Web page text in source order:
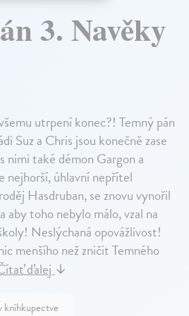
3. Navěky
utrpení konec?! Temný pán
Suz a Chris jsou konečně zase
nimi také démon Gargon a
nejhorší, úhlavní nepřítel
Hasdruban, se znovu vynořil
aby toho nebylo málo, vzal na
Neslýchaná opovážlivost!
menšího než zničit Temného
ďalej ↓
kníhkupectve